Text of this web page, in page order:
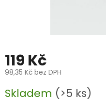
119 Kč
98,35 Kč bez DPH
cena:
Skladem (>5 ks)